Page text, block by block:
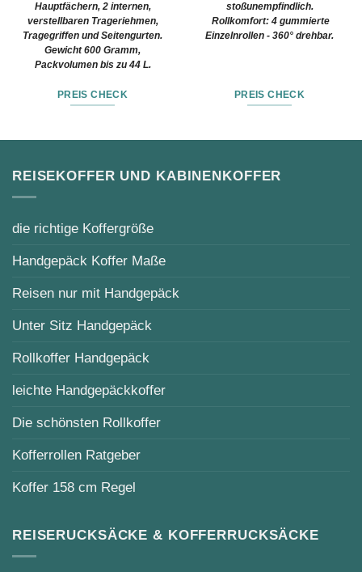
Hauptfächern, 2 internen,
verstellbaren Trageriehmen,
Tragegriffen und Seitengurten.
Gewicht 600 Gramm,
Packvolumen bis zu 44 L.
PREIS CHECK
stoßunempfindlich.
Rollkomfort: 4 gummierte
Einzelnrollen - 360° drehbar.
PREIS CHECK
REISEKOFFER UND KABINENKOFFER
die richtige Koffergröße
Handgepäck Koffer Maße
Reisen nur mit Handgepäck
Unter Sitz Handgepäck
Rollkoffer Handgepäck
leichte Handgepäckkoffer
Die schönsten Rollkoffer
Kofferrollen Ratgeber
Koffer 158 cm Regel
REISERUCKSÄCKE & KOFFERRUCKSÄCKE